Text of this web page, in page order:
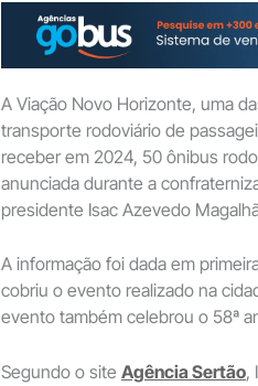
A Viação Novo Horizonte, uma
transporte rodoviário de
receber em 2024, 50 ônibus
anunciada durante a
presidente Isac Azevedo
A informação foi dada em
cobriu o evento realizado na
evento também celebrou o 58ª
Segundo o site Agência Sertão,